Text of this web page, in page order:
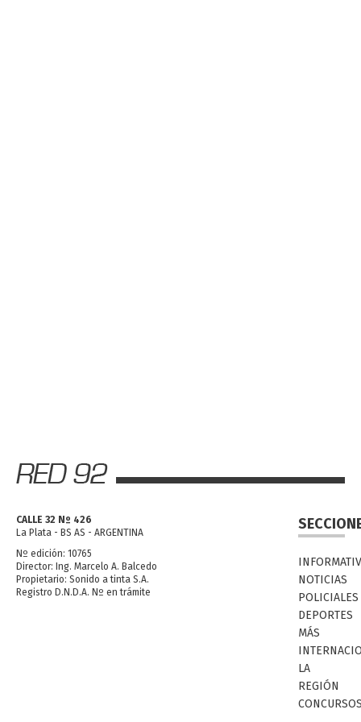
CALLE 32 Nº 426
La Plata - BS AS - ARGENTINA
Nº edición: 10765
Director: Ing. Marcelo A. Balcedo
Propietario: Sonido a tinta S.A.
Registro D.N.D.A. Nº en trámite
NOTICIAS
POLICIALES
DEPORTES
MÁS
LA
REGIÓN